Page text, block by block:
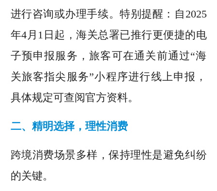
进行咨询或办理手续。特别提醒：自2025
年4月1日起，海关总署已推行更便捷的电
子预申报服务，旅客可在通关前通过“海
关旅客指尖服务”小程序进行线上申报，
具体规定可查阅官方资料。
二、精明选择，理性消费
跨境消费场景多样，保持理性是避免纠纷
的关键。